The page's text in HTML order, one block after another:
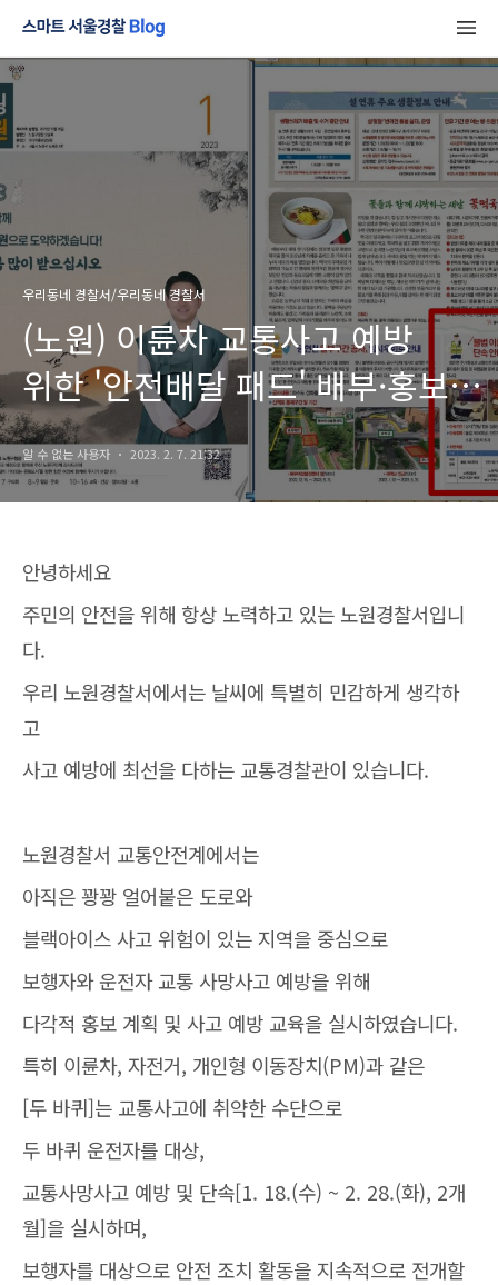
우리동네 경찰서/우리동네 경찰서
(노원) 이륜차 교통사고 예방
위한 '안전배달 패드' 배부·홍보
활동
알 수 없는 사용자 2023. 2. 7. 21:32
안녕하세요
주민의 안전을 위해 항상 노력하고 있는 노원경찰서입니
다.
우리 노원경찰서에서는 날씨에 특별히 민감하게 생각하
고
사고 예방에 최선을 다하는 교통경찰관이 있습니다.
노원경찰서 교통안전계에서는
아직은 꽝꽝 얼어붙은 도로와
블랙아이스 사고 위험이 있는 지역을 중심으로
보행자와 운전자 교통 사망사고 예방을 위해
다각적 홍보 계획 및 사고 예방 교육을 실시하였습니다.
특히 이륜차, 자전거, 개인형 이동장치(PM)과 같은
[두 바퀴]는 교통사고에 취약한 수단으로
두 바퀴 운전자를 대상,
교통사망사고 예방 및 단속[1. 18.(수) ~ 2. 28.(화), 2개
월]을 실시하며,
보행자를 대상으로 안전 조치 활동을 지속적으로 전개할